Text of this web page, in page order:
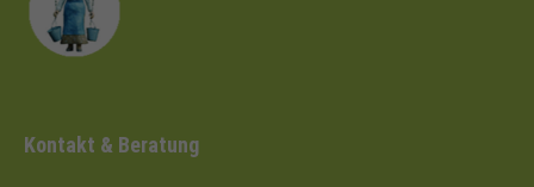
Kontakt & Beratung